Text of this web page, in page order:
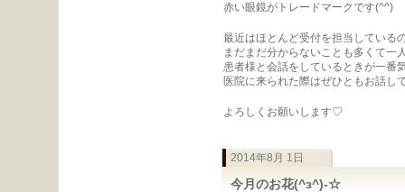
赤い眼鏡がトレードマークです(^^)
最近はほとんど受付を担当している
まだまだ分からないことも多くて一
患者様と会話をしているときが一番
医院に来られた際はぜひともお話し
よろしくお願いします♡
2014年8月 1日
今月のお花(^з^)-☆